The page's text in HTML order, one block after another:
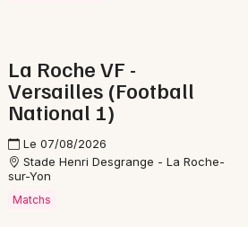
Je m'abonne
La Roche VF -
Versailles (Football
National 1)
Le 07/08/2026
Stade Henri Desgrange - La Roche-
sur-Yon
Matchs